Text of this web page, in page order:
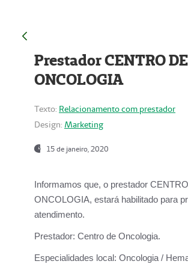
Prestador CENTRO DE
ONCOLOGIA
Texto: Relacionamento com prestador
Design: Marketing
15 de janeiro, 2020
Informamos que, o prestador
ONCOLOGIA, estará habilitado para
atendimento.
Prestador: Centro de Oncologia.
Especialidades local: Oncologia /